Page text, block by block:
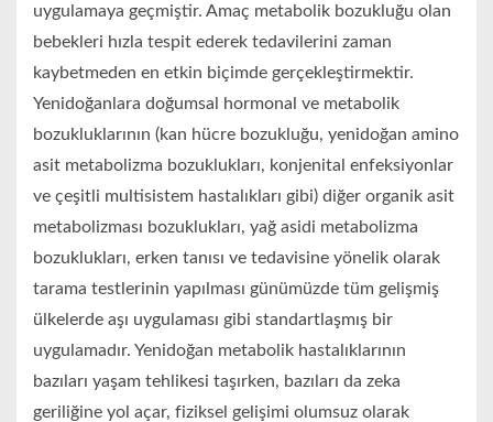
uygulamaya geçmiştir. Amaç metabolik bozukluğu olan
bebekleri hızla tespit ederek tedavilerini zaman
kaybetmeden en etkin biçimde gerçekleştirmektir.
Yenidoğanlara doğumsal hormonal ve metabolik
bozukluklarının (kan hücre bozukluğu, yenidoğan amino
asit metabolizma bozuklukları, konjenital enfeksiyonlar
ve çeşitli multisistem hastalıkları gibi) diğer organik asit
metabolizması bozuklukları, yağ asidi metabolizma
bozuklukları, erken tanısı ve tedavisine yönelik olarak
tarama testlerinin yapılması günümüzde tüm gelişmiş
ülkelerde aşı uygulaması gibi standartlaşmış bir
uygulamadır. Yenidoğan metabolik hastalıklarının
bazıları yaşam tehlikesi taşırken, bazıları da zeka
geriliğine yol açar, fiziksel gelişimi olumsuz olarak